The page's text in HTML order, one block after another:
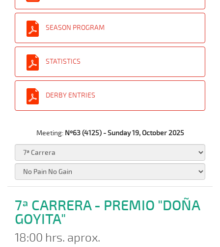
SEASON PROGRAM
STATISTICS
DERBY ENTRIES
Meeting: Nº63 (4125) - Sunday 19, October 2025
7ª CARRERA - PREMIO "DOÑA
GOYITA"
18:00 hrs. aprox.